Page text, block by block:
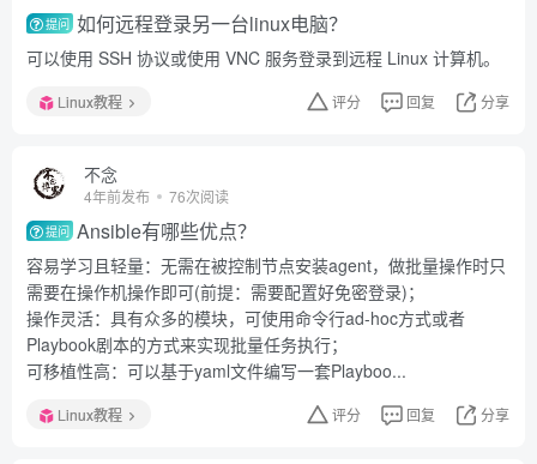
提问 如何远程登录另一台linux电脑？
可以使用 SSH 协议或使用 VNC 服务登录到远程 Linux 计算机。
Linux教程 评分 回复 分享
不念
4年前发布 76次阅读
提问 Ansible有哪些优点？
容易学习且轻量：无需在被控制节点安装agent，做批量操作时只
需要在操作机操作即可(前提：需要配置好免密登录)；
操作灵活：具有众多的模块，可使用命令行ad-hoc方式或者
Playbook剧本的方式来实现批量任务执行；
可移植性高：可以基于yaml文件编写一套Playboo...
Linux教程 评分 回复 分享